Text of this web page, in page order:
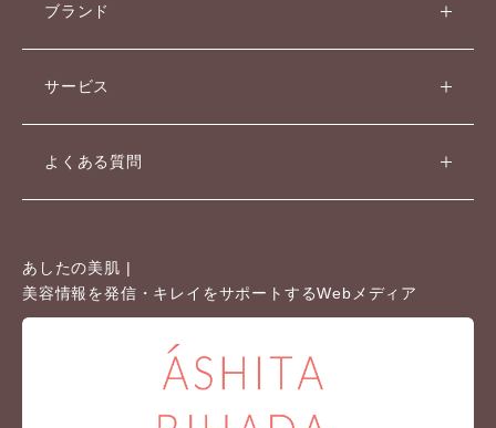
ベストコスメ受賞履歴
ブランド
サービス
よくある質問
あしたの美肌 |
美容情報を発信・キレイをサポートするWebメディア